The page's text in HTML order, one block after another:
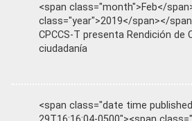
<span class="month">Feb</
class="year">2019</span></
CPCCS-T presenta Rendición de
ciudadanía
<span class="date time